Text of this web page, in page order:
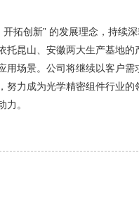
拓创新” 的发展理念，持续
托昆山、安徽两大生产基地的
用场景。公司将继续以客户需
努力成为光学精密组件行业的
。